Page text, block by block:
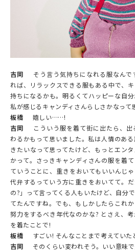
吉岡
そう言う気持ちになれる服なんで
れば、リラックスできる服もある中で、
持ちになるかも。明るくてハッピーな自
私が感じるキャンディさんらしさかなって
板橋
嬉しい……!
吉岡
こういう服を着て街に出たら、出
わるかもって思いました。私は人情のあ
きたいなって思ってたけど、もっとエン
かって。さっきキャンディさんの服を着
ていうことに、重きをおいてもいいんじ
代弁するっていう方に重きをおいてて。
の?」って言ってくる人もいたけど、自分
てたんですね。でも、もしかしたらこれ
努力をするべき年代なのかな? とさえ、
を着たことで!
板橋
すごい! そんなことまで考えていた
吉岡
そのくらい変われそう。いい意味で